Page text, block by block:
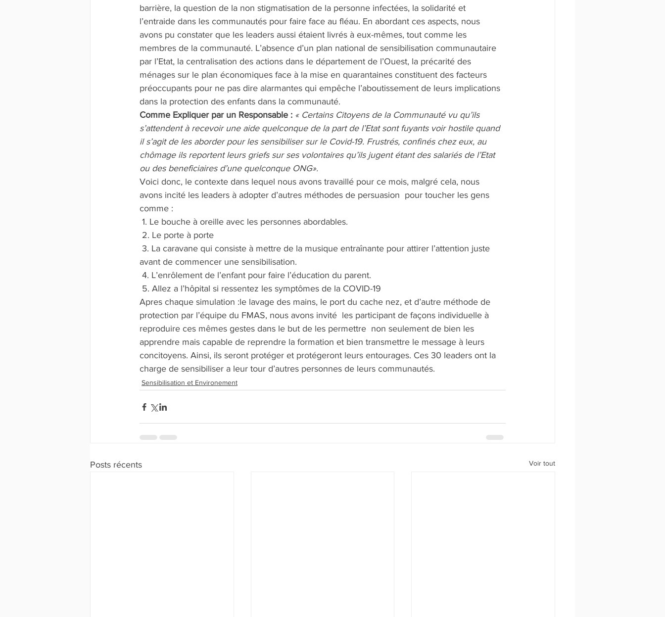
barrière, la question de la non stigmatisation de la personne infectées, la solidarité et
l’entraide dans les communautés pour faire face au fléau. En abordant ces aspects, nous
avons pu constater que les leaders aussi étaient livrés à eux-mêmes, tout comme les
membres de la communauté. L’absence d’un plan national de sensibilisation communautaire
par l’Etat, la centralisation des actions dans le département de l’Ouest, la précarité des
ménages sur le plan économiques face à la mise en quarantaines constituent des facteurs
préoccupants pour ne pas dire alarmantes qui empêche l’aboutissement de leurs implications
dans la protection des enfants dans la communauté.
Comme Expliquer par un Responsable : « Certains Citoyens de la Communauté vu qu’ils
s’attendent à recevoir une aide quelconque de la part de l’Etat sont fuyants voir hostile quand
il s’agit de les aborder pour les sensibiliser sur le Covid-19. Frustrés, confinés chez eux, au
chômage ils reportent leurs griefs sur ses volontaires qu’ils jugent étant des salariés de l’Etat
ou des beneficiaires d’une quelconque ONG».
Voici donc, le contexte dans lequel nous avons travaillé pour ce mois, malgré cela, nous
avons incité les leaders à adopter d’autres méthodes de persuasion  pour toucher les gens
comme :
1. Le bouche à oreille avec les personnes abordables.
2. Le porte à porte
avant de commencer une sensibilisation.
4. L’enrôlement de l’enfant pour faire l’éducation du parent.
5. Allez a l’hôpital si ressentez les symptômes de la COVID-19
Apres chaque simulation :le lavage des mains, le port du cache nez, et d’autre méthode de
protection par l’équipe du FMAS, nous avons invité  les participant de façons individuelle à
reproduire ces mêmes gestes dans le but de les permettre  non seulement de bien les
apprendre mais capable de reprendre la formation et bien transmettre le message à leurs
concitoyens. Ainsi, ils seront protéger et protégeront leurs entourages. Ces 30 leaders ont la
charge de sensibiliser a leur tour d’autres personnes de leurs communautés.
Sensibilisation et Environement
Posts récents Voir tout